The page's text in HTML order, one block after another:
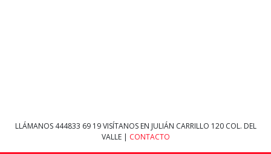
LLÁMANOS 444833 69 19VISÍTANOS EN JULIÁN CARRILLO 120 COL. DEL
VALLE | CONTACTO